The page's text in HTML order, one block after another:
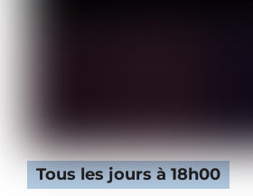
Tous les jours à 18h00